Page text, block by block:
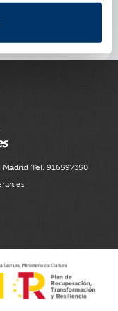
Madrid Tel. 916597350